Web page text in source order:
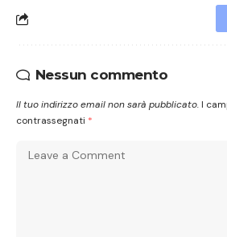
Nessun commento
Il tuo indirizzo email non sarà pubblicato. I
contrassegnati *